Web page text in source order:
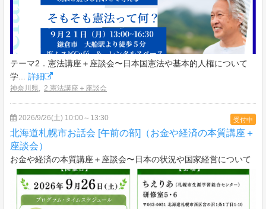
テーマ2．憲法講座＋座談会〜日本国憲法や基本的人権について
学... 詳細
神奈川県, 2.憲法講座＋座談会
受付中
2026/9/26(土) 10:00～13:30
北海道札幌市お話会 [午前の部]（お金や経済の本質講座＋
座談会）
お金や経済の本質講座＋座談会〜日本の状況や国家経営について